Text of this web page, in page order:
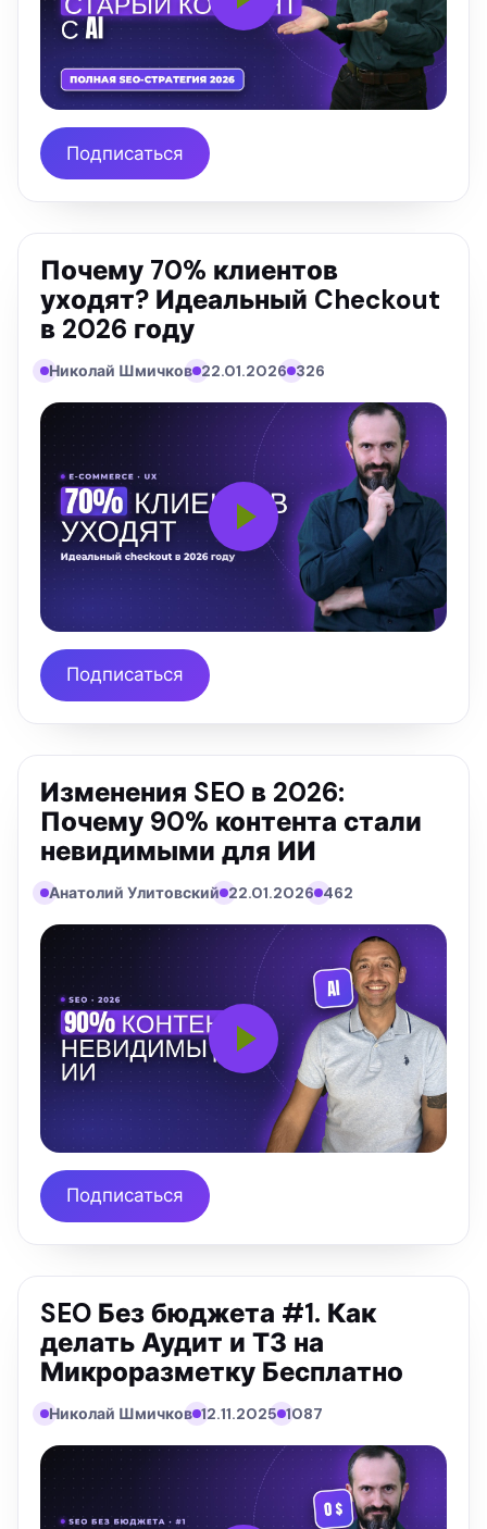
Подписаться
Почему 70% клиентов
уходят? Идеальный Checkout
в 2026 году
Николай Шмичков 22.01.2026 326
Подписаться
Изменения SEO в 2026:
Почему 90% контента стали
невидимыми для ИИ
Анатолий Улитовский 22.01.2026 462
Подписаться
SEO Без бюджета #1. Как
делать Аудит и ТЗ на
Микроразметку Бесплатно
Николай Шмичков 12.11.2025 1087